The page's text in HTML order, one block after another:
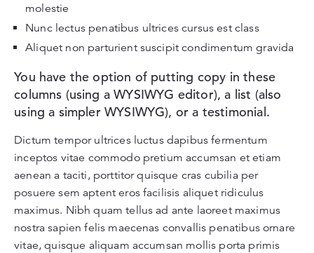
molestie
Nunc lectus penatibus ultrices cursus est class
Aliquet non parturient suscipit condimentum gravida
You have the option of putting copy in these
columns (using a WYSIWYG editor), a list (also
using a simpler WYSIWYG), or a testimonial.
Dictum tempor ultrices luctus dapibus fermentum
inceptos vitae commodo pretium accumsan et etiam
aenean a taciti, porttitor quisque cras cubilia per
posuere sem aptent eros facilisis aliquet ridiculus
maximus. Nibh quam tellus ad ante laoreet maximus
nostra sapien felis maecenas convallis penatibus ornare
vitae, quisque aliquam accumsan mollis porta primis